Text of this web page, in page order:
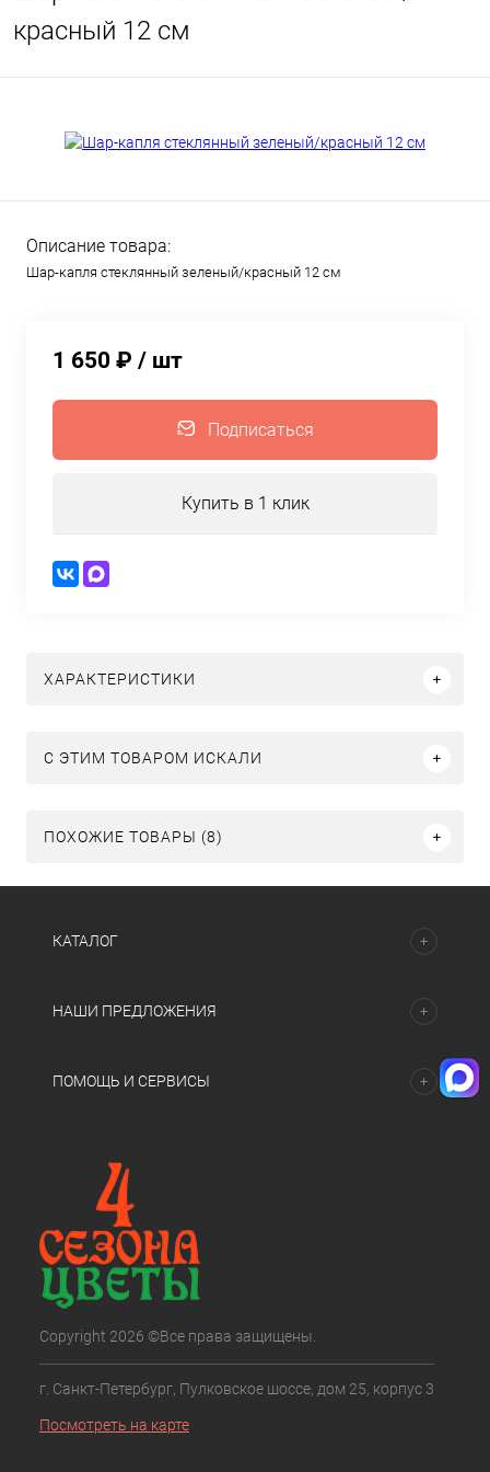
красный 12 см
Описание товара:
Шар-капля стеклянный зеленый/красный 12 см
1 650 ₽ / шт
Подписаться
Купить в 1 клик
ХАРАКТЕРИСТИКИ
C ЭТИМ ТОВАРОМ ИСКАЛИ
ПОХОЖИЕ ТОВАРЫ (8)
КАТАЛОГ
НАШИ ПРЕДЛОЖЕНИЯ
ПОМОЩЬ И СЕРВИСЫ
Copyright 2026 ©Все права защищены.
г. Санкт-Петербург, Пулковское шоссе, дом 25, корпус 3
Посмотреть на карте